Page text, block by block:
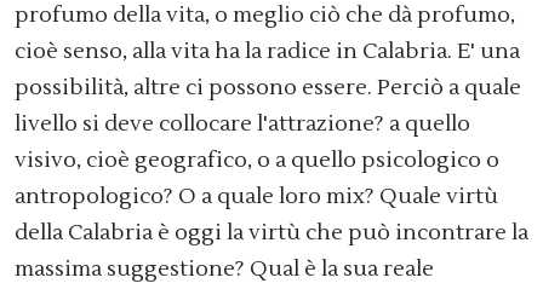
profumo della vita, o meglio ciò che dà profumo,
cioè senso, alla vita ha la radice in Calabria. E' una
possibilità, altre ci possono essere. Perciò a quale
livello si deve collocare l'attrazione? a quello
visivo, cioè geografico, o a quello psicologico o
antropologico? O a quale loro mix? Quale virtù
della Calabria è oggi la virtù che può incontrare la
massima suggestione? Qual è la sua reale